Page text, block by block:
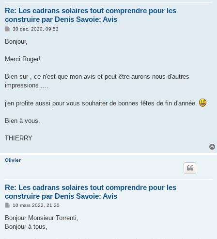
Re: Les cadrans solaires tout comprendre pour les
construire par Denis Savoie: Avis
M
s
g
30 déc. 2020, 09:53
Bonjour,
Merci Roger!
Bien sur , ce n'est que mon avis et peut être aurons nous d'autres
impressions ....
j'en profite aussi pour vous souhaiter de bonnes fêtes de fin d'année.
Bien à vous.
THIERRY
Olivier
Re: Les cadrans solaires tout comprendre pour les
construire par Denis Savoie: Avis
M
s
a
10 mars 2022, 21:20
Bonjour Monsieur Torrenti,
Bonjour à tous,